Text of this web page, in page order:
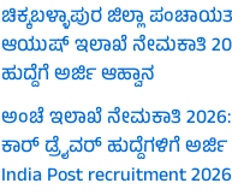
ಚಿಕ್ಕಬಳ್ಳಾಪುರ ಜಿಲ್ಲಾ
ಆಯುಷ್ ಇಲಾಖೆ ನೇಮಕಾತಿ
ಹುದ್ದೆಗೆ ಅರ್ಜಿ ಆಹ್ವಾನ
ಅಂಚೆ ಇಲಾಖೆ ನೇಮಕಾತಿ 2026:
ಕಾರ್ ಡ್ರೈವರ್ ಹುದ್ದೆಗಳಿಗೆ ಅರ್ಜಿ
India Post recruitment 2026